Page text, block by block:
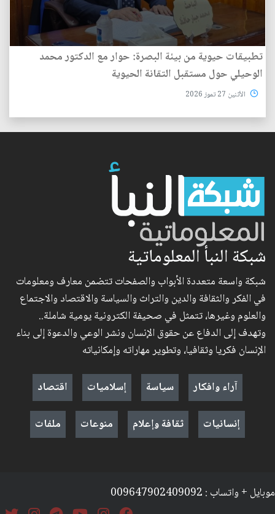
تطبيقات حيوية من بيئة البصرة: حوار مع الدكتور محمد
الوحيلي حول مستقبل التقانة الحيوية
الأثنين 27 تموز 2026
شبكة النبأ المعلوماتية
شبكة واسعة متعددة الأبواب والصفحات تتضمن معارف ومعلومات
في الفكر والثقافة والدين والتراث والسياسة والاقتصاد والاجتماع
والعلوم وغيرها، تتمثل في صحيفة الكترونية يومية شاملة..
وتهدف إلى الدفاع عن حقوق الإنسان ونشر الوعي والدعوة إلى بناء
الإنسان فكريا وثقافيا، وتطوير مهاراته وإمكانياته
آراء وافكار
سياسة إسلاميات
اقتصاد
إنسانيات
ثقافة وإعلام منوعات ملفات
موبايل + واتساب : 009647902409092